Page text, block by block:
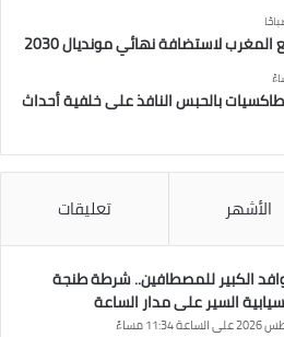
لاستضافة نهائي مونديال 2030
بالحبس النافذ على خلفية أحداث
الأشهر تعليقات
الكبير للمصطافين.. شرطة طنجة
السير على مدار الساعة